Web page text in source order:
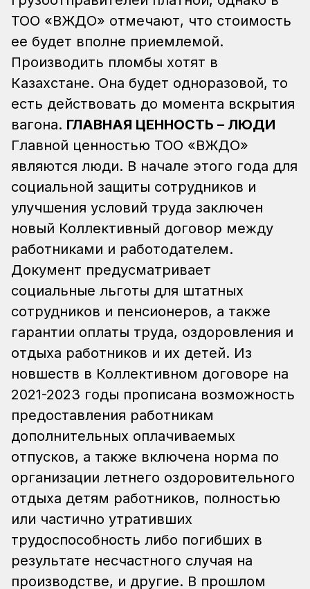
ТОО «ВЖДО» отмечают, что стоимость
ее будет вполне приемлемой.
Производить пломбы хотят в
Казахстане. Она будет одноразовой, то
есть действовать до момента вскрытия
вагона. ГЛАВНАЯ ЦЕННОСТЬ – ЛЮДИ
Главной ценностью ТОО «ВЖДО»
являются люди. В начале этого года для
социальной защиты сотрудников и
улучшения условий труда заключен
новый Коллективный договор между
работниками и работодателем.
Документ предусматривает
социальные льготы для штатных
сотрудников и пенсионеров, а также
гарантии оплаты труда, оздоровления и
отдыха работников и их детей. Из
новшеств в Коллективном договоре на
2021-2023 годы прописана возможность
предоставления работникам
дополнительных оплачиваемых
отпусков, а также включена норма по
организации летнего оздоровительного
отдыха детям работников, полностью
или частично утративших
трудоспособность либо погибших в
результате несчастного случая на
производстве, и другие. В прошлом